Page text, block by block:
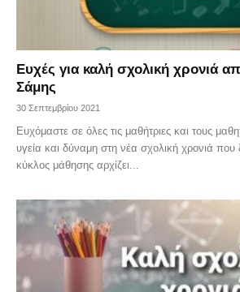
Ευχές για καλή σχολική χρονιά
Σάμης
30 Σεπτεμβρίου 2021
Ευχόμαστε σε όλες τις μαθήτριες και τους
υγεία και δύναμη στη νέα σχολική χρονιά που
κύκλος μάθησης αρχίζει...